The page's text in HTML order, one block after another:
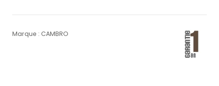
Marque : CAMBRO